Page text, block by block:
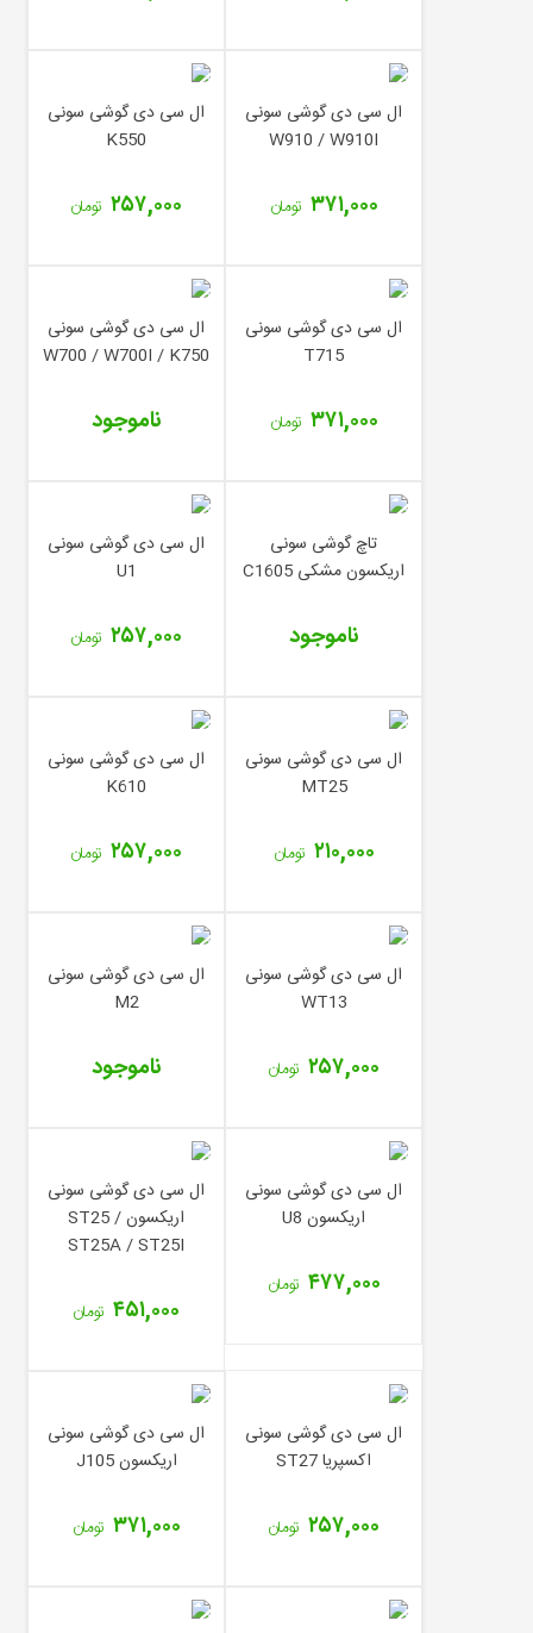
ال سی دی گوشی سونی
W910 / W910I
۳۷۱,۰۰۰ تومان
ال سی دی گوشی سونی
K550
۲۵۷,۰۰۰تومان
ال سی دی گوشی سونی
T715
۳۷۱,۰۰۰ تومان
ال سی دی گوشی سونی
W700 / W700I / K750
ناموجود
تاچ گوشی سونی
اریکسون مشکی C1605
ناموجود
ال سی دی گوشی سونی
U1
۲۵۷,۰۰۰تومان
ال سی دی گوشی سونی
MT25
۲۱۰,۰۰۰ تومان
ال سی دی گوشی سونی
K610
۲۵۷,۰۰۰تومان
ال سی دی گوشی سونی
WT13
۲۵۷,۰۰۰تومان
ال سی دی گوشی سونی
M2
ناموجود
ال سی دی گوشی سونی
اریکسون U8
۴۷۷,۰۰۰ تومان
ال سی دی گوشی سونی
اریکسون ST25 /
ST25A / ST25I
۴۵۱,۰۰۰تومان
ال سی دی گوشی سونی
اکسپریا ST27
۲۵۷,۰۰۰تومان
ال سی دی گوشی سونی
اریکسون J105
۳۷۱,۰۰۰ تومان